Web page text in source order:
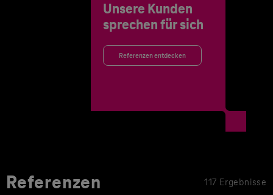
Unsere Kunden
sprechen für sich
Referenzen entdecken
Referenzen 117 Ergebnisse